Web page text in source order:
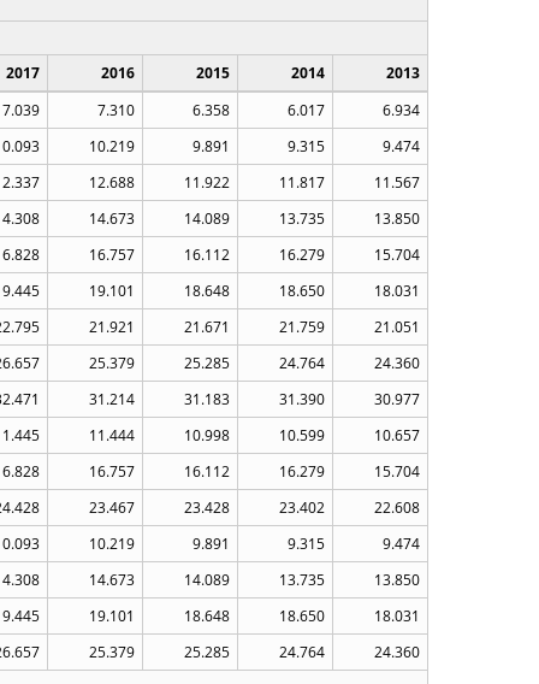
2017 2016 2015 2014
2013
7.039
7.310 6.358 6.017
6.934
10.219 9.891 9.315
9.474
12.688 11.922 11.817
11.567
14.673 14.089 13.735
13.850
16.757 16.112 16.279
15.704
19.101 18.648 18.650
18.031
21.921 21.671 21.759
21.051
25.379 25.285 24.764
24.360
31.214 31.183 31.390
30.977
11.444 10.998 10.599
10.657
16.757 16.112 16.279
15.704
23.467 23.428 23.402
22.608
10.219 9.891 9.315
9.474
14.673 14.089 13.735
13.850
19.101 18.648 18.650
18.031
25.379 25.285 24.764 24.360